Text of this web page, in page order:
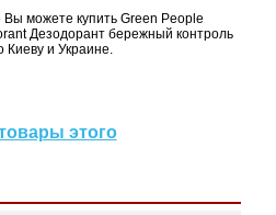
можете купить Green People
Дезодорант бережный контроль
Киеву и Украине.
этого